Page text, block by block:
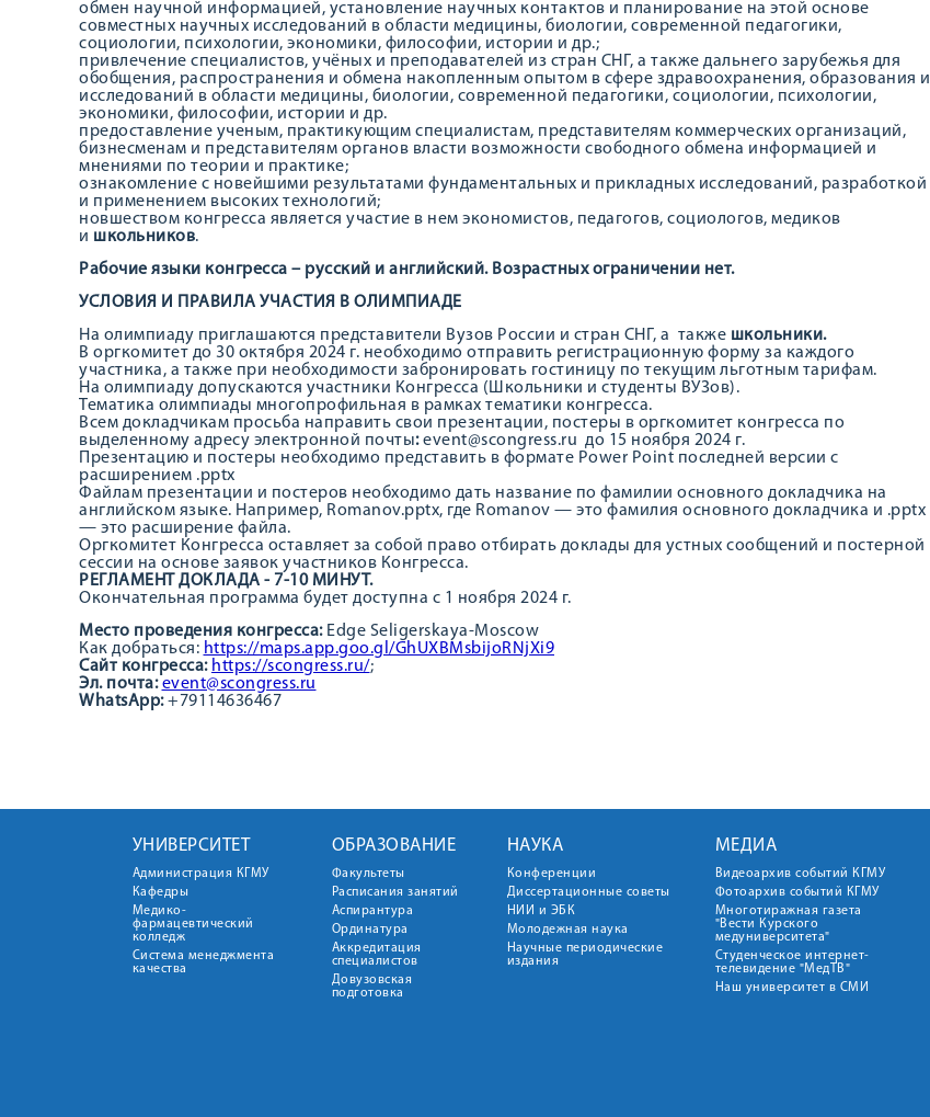
обмен научной информацией, установление научных контактов и планирование на этой основе
совместных научных исследований в области медицины, биологии, современной педагогики,
социологии, психологии, экономики, философии, истории и др.;
привлечение специалистов, учёных и преподавателей из стран СНГ, а также дальнего зарубежья для
обобщения, распространения и обмена накопленным опытом в сфере здравоохранения, образования и
исследований в области медицины, биологии, современной педагогики, социологии, психологии,
экономики, философии, истории и др.
предоставление ученым, практикующим специалистам, представителям коммерческих организаций,
бизнесменам и представителям органов власти возможности свободного обмена информацией и
мнениями по теории и практике;
ознакомление с новейшими результатами фундаментальных и прикладных исследований, разработкой
и применением высоких технологий;
новшеством конгресса является участие в нем экономистов, педагогов, социологов, медиков
и школьников.
Рабочие языки конгресса – русский и английский. Возрастных ограничении нет.
УСЛОВИЯ И ПРАВИЛА УЧАСТИЯ В ОЛИМПИАДЕ
На олимпиаду приглашаются представители Вузов России и стран СНГ, а также школьники.
В оргкомитет до 30 октября 2024 г. необходимо отправить регистрационную форму за каждого
участника, а также при необходимости забронировать гостиницу по текущим льготным тарифам.
На олимпиаду допускаются участники Конгресса (Школьники и студенты ВУЗов).
Тематика олимпиады многопрофильная в рамках тематики конгресса.
Всем докладчикам просьба направить свои презентации, постеры в оргкомитет конгресса по
выделенному адресу электронной почты:event@scongress.ru до 15 ноября 2024 г.
Презентацию и постеры необходимо представить в формате Power Point последней версии с
расширением .pptx
Файлам презентации и постеров необходимо дать название по фамилии основного докладчика на
английском языке. Например, Romanov.pptx, где Romanov — это фамилия основного докладчика и .pptx
— это расширение файла.
Оргкомитет Конгресса оставляет за собой право отбирать доклады для устных сообщений и постерной
сессии на основе заявок участников Конгресса.
РЕГЛАМЕНТ ДОКЛАДА - 7-10 МИНУТ.
Окончательная программа будет доступна с 1 ноября 2024 г.
Место проведения конгресса: Edge Seligerskaya-Moscow
Как добраться: https://maps.app.goo.gl/GhUXBMsbijoRNjXi9
Сайт конгресса: https://scongress.ru/;
Эл. почта: event@scongress.ru
WhatsApp:+79114636467
УНИВЕРСИТЕТ
Администрация КГМУ
Кафедры
Медико-
фармацевтический
колледж
Система менеджмента
качества
ОБРАЗОВАНИЕ
Факультеты
Расписания занятий
Аспирантура
Ординатура
Аккредитация
специалистов
Довузовская
подготовка
НАУКА
Конференции
Диссертационные советы
НИИ и ЭБК
Молодежная наука
Научные периодические
издания
МЕДИА
Видеоархив событий КГМУ
Фотоархив событий КГМУ
Многотиражная газета
"Вести Курского
медуниверситета"
Студенческое интернет-
телевидение "МедТВ"
Наш университет в СМИ